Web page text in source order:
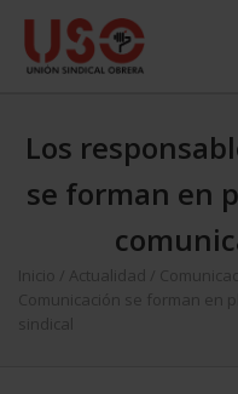
Los
se forman en
Inicio Actualidad
Comunicación se forman en
sindical